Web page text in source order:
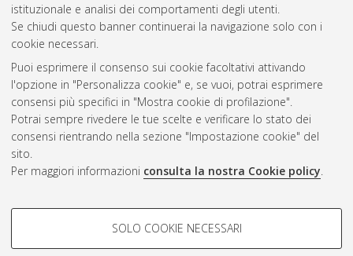
istituzionale e analisi dei comportamenti degli utenti.
Se chiudi questo banner continuerai la navigazione solo con i
cookie necessari.
Puoi esprimere il consenso sui cookie facoltativi attivando
l'opzione in "Personalizza cookie" e, se vuoi, potrai esprimere
consensi più specifici in "Mostra cookie di profilazione".
Potrai sempre rivedere le tue scelte e verificare lo stato dei
consensi rientrando nella sezione "Impostazione cookie" del
sito.
Per maggiori informazioni consulta la nostra Cookie policy.
COOKIE DI PROFILAZIONE -
SOLO COOKIE NECESSARI
Atom
Rss 1.0
Rss 2.0
ISSN: 2038-7946
Impostazioni Cookie
Informativa sulla privacy
Condizioni d’uso del sito